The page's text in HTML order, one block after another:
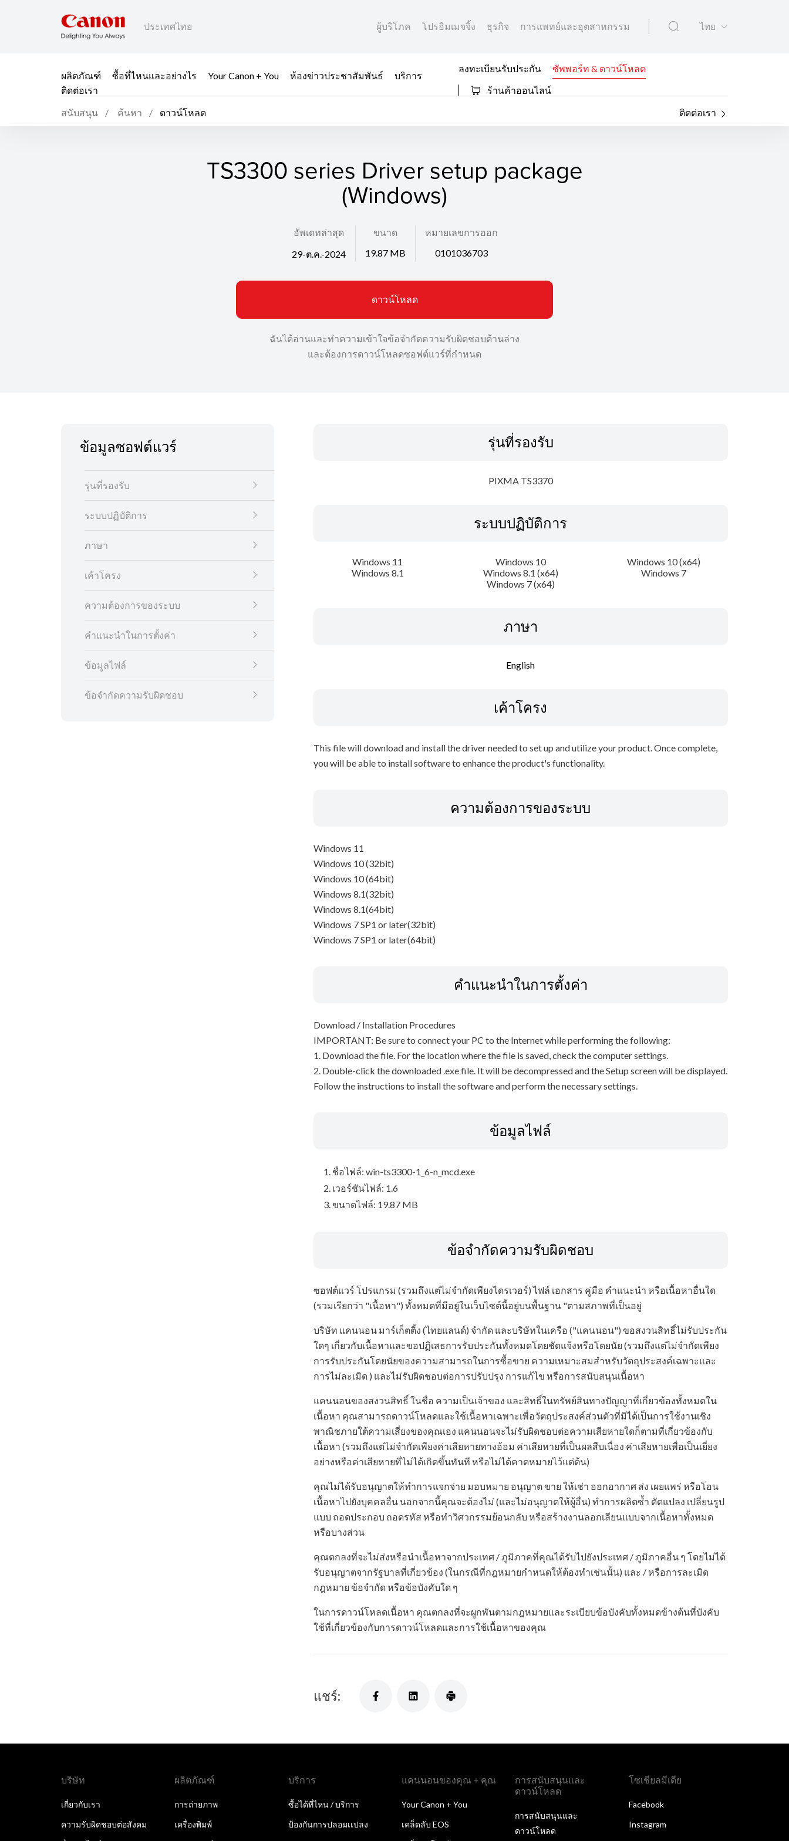
ประเทศไทย ผู้บริโภค โปรอิมเมจจิ้ง ธุรกิจ การแพทย์และอุตสาหกรรม ไทย
ผลิตภัณฑ์ ซื้อที่ไหนและอย่างไร Your Canon + You ห้องข่าวประชาสัมพันธ์
บริการ
ติดต่อเรา
ลงทะเบียนรับประกัน
ซัพพอร์ท & ดาวน์โหลด
ร้านค้าออนไลน์
สนับสนุน ค้นหา ดาวน์โหลด ติดต่อเรา
TS3300 series Driver setup package
(Windows)
อัพเดทล่าสุด
29-ต.ค.-2024
ขนาด
19.87 MB
หมายเลขการออก
0101036703
ดาวน์โหลด
ฉันได้อ่านและทำความเข้าใจข้อจำกัดความรับผิดชอบด้านล่าง
และต้องการดาวน์โหลดซอฟต์แวร์ที่กำหนด
ข้อมูลซอฟต์แวร์
รุ่นที่รองรับ
ระบบปฏิบัติการ
ภาษา
เค้าโครง
ความต้องการของระบบ
คำแนะนำในการตั้งค่า
ข้อมูลไฟล์
ข้อจำกัดความรับผิดชอบ
รุ่นที่รองรับ
PIXMA TS3370
ระบบปฏิบัติการ
Windows 11 Windows 10
Windows 10 (x64)
Windows 8.1
Windows 8.1 (x64)
Windows 7
Windows 7 (x64)
ภาษา
English
เค้าโครง
This file will download and install the driver needed to set up and utilize your product. Once complete,
you will be able to install software to enhance the product's functionality.
ความต้องการของระบบ
Windows 11
Windows 10 (32bit)
Windows 10 (64bit)
Windows 8.1(32bit)
Windows 8.1(64bit)
Windows 7 SP1 or later(32bit)
Windows 7 SP1 or later(64bit)
คำแนะนำในการตั้งค่า
Download / Installation Procedures
IMPORTANT: Be sure to connect your PC to the Internet while performing the following:
1. Download the file. For the location where the file is saved, check the computer settings.
2. Double-click the downloaded .exe file. It will be decompressed and the Setup screen will be displayed.
Follow the instructions to install the software and perform the necessary settings.
ข้อมูลไฟล์
ชื่อไฟล์: win-ts3300-1_6-n_mcd.exe
เวอร์ชันไฟล์: 1.6
ขนาดไฟล์: 19.87 MB
ข้อจำกัดความรับผิดชอบ
ซอฟต์แวร์ โปรแกรม (รวมถึงแต่ไม่จำกัดเพียงไดรเวอร์) ไฟล์ เอกสาร คู่มือ คำแนะนำ หรือเนื้อหาอื่นใด
(รวมเรียกว่า "เนื้อหา") ทั้งหมดที่มีอยู่ในเว็บไซต์นี้อยู่บนพื้นฐาน "ตามสภาพที่เป็นอยู่
บริษัท แคนนอน มาร์เก็ตติ้ง (ไทยแลนด์) จำกัด และบริษัทในเครือ ("แคนนอน") ขอสงวนสิทธิ์ไม่รับประกัน
ใดๆ เกี่ยวกับเนื้อหาและขอปฏิเสธการรับประกันทั้งหมดโดยชัดแจ้งหรือโดยนัย (รวมถึงแต่ไม่จำกัดเพียง
การรับประกันโดยนัยของความสามารถในการซื้อขาย ความเหมาะสมสำหรับวัตถุประสงค์เฉพาะและ
การไม่ละเมิด ) และไม่รับผิดชอบต่อการปรับปรุง การแก้ไข หรือการสนับสนุนเนื้อหา
แคนนอนของสงวนสิทธิ์ ในชื่อ ความเป็นเจ้าของ และสิทธิ์ในทรัพย์สินทางปัญญาที่เกี่ยวข้องทั้งหมดใน
เนื้อหา คุณสามารถดาวน์โหลดและใช้เนื้อหาเฉพาะเพื่อวัตถุประสงค์ส่วนตัวที่มิได้เป็นการใช้งานเชิง
พาณิชภายใต้ความเสี่ยงของคุณเอง แคนนอนจะไม่รับผิดชอบต่อความเสียหายใดก็ตามที่เกี่ยวข้องกับ
เนื้อหา (รวมถึงแต่ไม่จำกัดเพียงค่าเสียหายทางอ้อม ค่าเสียหายที่เป็นผลสืบเนื่อง ค่าเสียหายเพื่อเป็นเยี่ยง
อย่างหรือค่าเสียหายที่ไม่ได้เกิดขึ้นทันที หรือไม่ได้คาดหมายไว้แต่ต้น)
คุณไม่ได้รับอนุญาตให้ทำการแจกจ่าย มอบหมาย อนุญาต ขาย ให้เช่า ออกอากาศ ส่ง เผยแพร่ หรือโอน
เนื้อหาไปยังบุคคลอื่น นอกจากนี้คุณจะต้องไม่ (และไม่อนุญาตให้ผู้อื่น) ทำการผลิตซ้ำ ดัดแปลง เปลี่ยนรูป
แบบ ถอดประกอบ ถอดรหัส หรือทำวิศวกรรมย้อนกลับ หรือสร้างงานลอกเลียนแบบจากเนื้อหาทั้งหมด
หรือบางส่วน
คุณตกลงที่จะไม่ส่งหรือนำเนื้อหาจากประเทศ / ภูมิภาคที่คุณได้รับไปยังประเทศ / ภูมิภาคอื่น ๆ โดยไม่ได้
รับอนุญาตจากรัฐบาลที่เกี่ยวข้อง (ในกรณีที่กฎหมายกำหนดให้ต้องทำเช่นนั้น) และ / หรือการละเมิด
กฎหมาย ข้อจำกัด หรือข้อบังคับใด ๆ
ในการดาวน์โหลดเนื้อหา คุณตกลงที่จะผูกพันตามกฎหมายและระเบียบข้อบังคับทั้งหมดข้างต้นที่บังคับ
ใช้ที่เกี่ยวข้องกับการดาวน์โหลดและการใช้เนื้อหาของคุณ
แชร์:
บริษัท
เกี่ยวกับเรา
ความรับผิดชอบต่อสังคม
ผลิตภัณฑ์
การถ่ายภาพ
เครื่องพิมพ์
บริการ
ซื้อได้ที่ไหน / บริการ
ป้องกันการปลอมเเปลง
แคนนอนของคุณ + คุณ
Your Canon + You
เคล็ดลับ EOS
การสนับสนุนและ
ดาวน์โหลด
การสนับสนุนและ
ดาวน์โหลด
โซเชียลมีเดีย
Facebook
Instagram